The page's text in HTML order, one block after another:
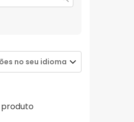
no seu idioma
produto